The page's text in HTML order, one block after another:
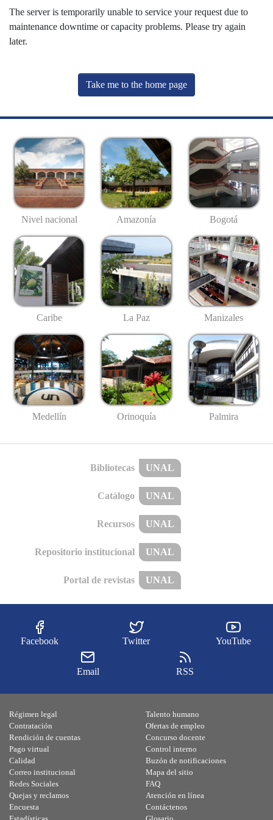
The server is temporarily unable to service your request due to
maintenance downtime or capacity problems. Please try again
later.
Take me to the home page
Nivel nacional Amazonía Bogotá
Caribe La Paz Manizales
Medellín Orinoquía Palmira
Bibliotecas UNAL
Catálogo UNAL
Recursos UNAL
Repositorio institucional UNAL
Portal de revistas UNAL
Facebook Twitter YouTube
Email RSS
Régimen legal
Contratación
Rendición de cuentas
Pago virtual
Calidad
Talento humano
Ofertas de empleo
Concurso docente
Control interno
Buzón de notificaciones
Correo institucional
Redes Sociales
Quejas y reclamos
Encuesta
Mapa del sitio
FAQ
Atención en línea
Contáctenos